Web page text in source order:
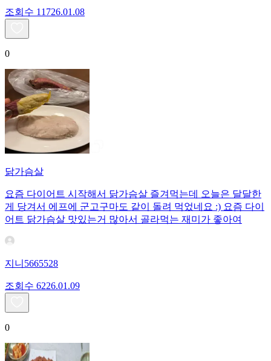
조회수 11726.01.08
0
닭가슴살
요즘 다이어트 시작해서 닭가슴살 즐겨먹는데 오늘은 달달한
게 당겨서 에프에 군고구마도 같이 돌려 먹었네요 :) 요즘 다이
어트 닭가슴살 맛있는거 많아서 골라먹는 재미가 좋아여
지니5665528
조회수 6226.01.09
0